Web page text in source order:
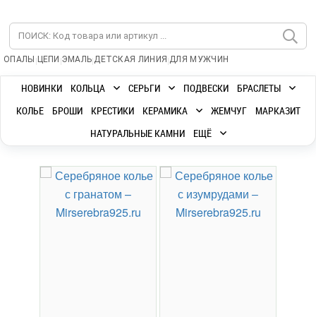
ОПАЛЫ | ЦЕПИ |ЭМАЛЬ|ДЕТСКАЯ ЛИНИЯ |ДЛЯ МУЖЧИН
НОВИНКИ КОЛЬЦА СЕРЬГИ ПОДВЕСКИ
БРАСЛЕТЫ
КОЛЬЕ
БРОШИ КРЕСТИКИ КЕРАМИКА ЖЕМЧУГ
МАРКАЗИТ
НАТУРАЛЬНЫЕ КАМНИ
ЕЩЁ